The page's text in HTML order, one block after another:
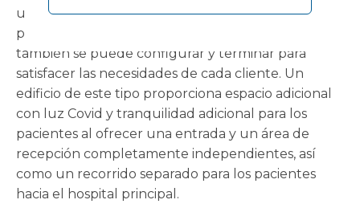
una sala, se puede construir casi de forma
permanente en un plazo de tiempo muy corto, y
también se puede configurar y terminar para
satisfacer las necesidades de cada cliente. Un
edificio de este tipo proporciona espacio adicional
con luz Covid y tranquilidad adicional para los
pacientes al ofrecer una entrada y un área de
recepción completamente independientes, así
como un recorrido separado para los pacientes
hacia el hospital principal.